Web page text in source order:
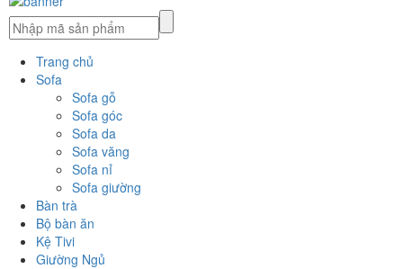
Trang chủ
Sofa
Sofa gỗ
Sofa góc
Sofa da
Sofa văng
Sofa nỉ
Sofa giường
Bàn trà
Bộ bàn ăn
Kệ Tivi
Giường Ngủ